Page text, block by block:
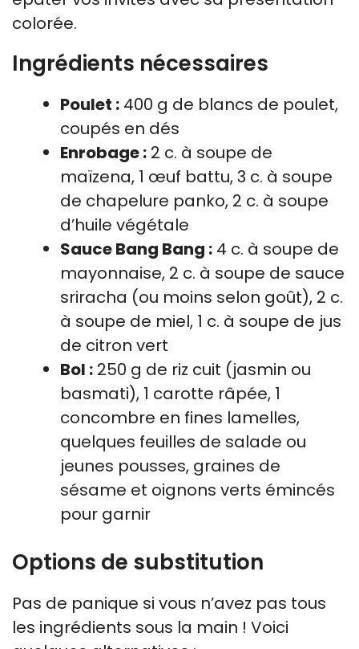
colorée.
Ingrédients nécessaires
Poulet : 400 g de blancs de poulet,
coupés en dés
Enrobage : 2 c. à soupe de
maïzena, 1 œuf battu, 3 c. à soupe
de chapelure panko, 2 c. à soupe
d’huile végétale
Sauce Bang Bang : 4 c. à soupe de
mayonnaise, 2 c. à soupe de sauce
sriracha (ou moins selon goût), 2 c.
à soupe de miel, 1 c. à soupe de jus
de citron vert
Bol : 250 g de riz cuit (jasmin ou
basmati), 1 carotte râpée, 1
concombre en fines lamelles,
quelques feuilles de salade ou
jeunes pousses, graines de
sésame et oignons verts émincés
pour garnir
Options de substitution
Pas de panique si vous n’avez pas tous
les ingrédients sous la main ! Voici